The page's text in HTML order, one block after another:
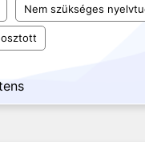
Nem szükséges